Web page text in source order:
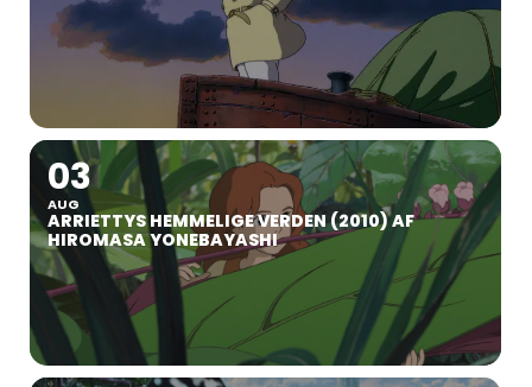
03
AUG
ARRIETTYS HEMMELIGE VERDEN (2010) AF
HIROMASA YONEBAYASHI